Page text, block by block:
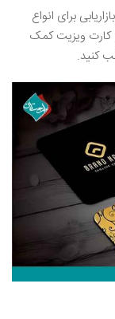
برای انواع
کارت ویزیت کمک
کنید.